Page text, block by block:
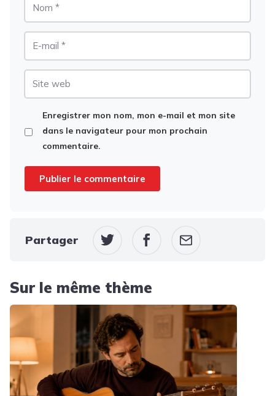
Enregistrer mon nom, mon e-mail et mon site
dans le navigateur pour mon prochain
commentaire.
Partager
Sur le même thème